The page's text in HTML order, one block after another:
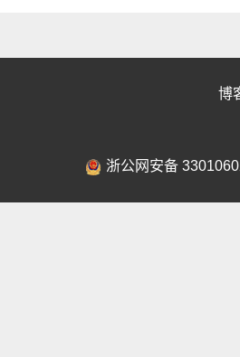
博
浙公网安备